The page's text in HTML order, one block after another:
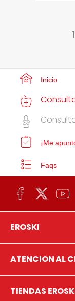
1
Inicio
¡Me
Faqs
EROSKI
ATENCION AL
TIENDAS